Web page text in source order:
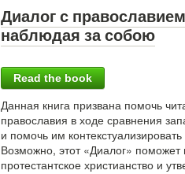
Диалог с
наблюдая за собою
Read the book
Данная книга призвана помочь
православия в ходе сравнения
и помочь им
Возможно, этот «Диалог» поможет
протестантское христианство и